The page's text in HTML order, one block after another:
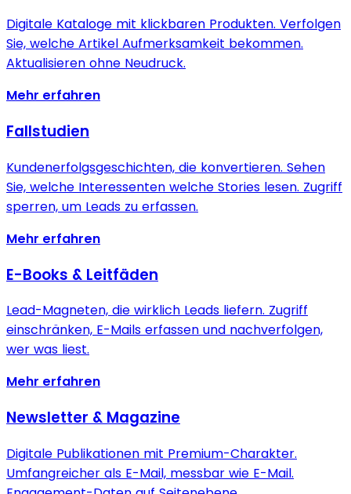
Digitale Kataloge mit klickbaren Produkten. Verfolgen
Sie, welche Artikel Aufmerksamkeit bekommen.
Aktualisieren ohne Neudruck.
Mehr erfahren
Fallstudien
Kundenerfolgsgeschichten, die konvertieren. Sehen
Sie, welche Interessenten welche Stories lesen. Zugriff
sperren, um Leads zu erfassen.
Mehr erfahren
E-Books & Leitfäden
Lead-Magneten, die wirklich Leads liefern. Zugriff
einschränken, E-Mails erfassen und nachverfolgen,
wer was liest.
Mehr erfahren
Newsletter & Magazine
Digitale Publikationen mit Premium-Charakter.
Umfangreicher als E-Mail, messbar wie E-Mail.